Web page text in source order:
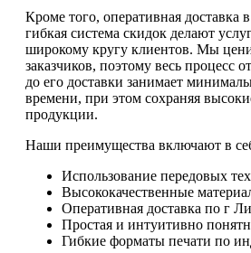
Кроме того, оперативная доставка
гибкая система скидок делают
широкому кругу клиентов. Мы
заказчиков, поэтому весь процесс
до его доставки занимает
времени, при этом сохраняя
продукции.
Наши преимущества включают в
Использование передовых
Высококачественные
Оперативная доставка по г
Простая и интуитивно
Гибкие форматы печати по